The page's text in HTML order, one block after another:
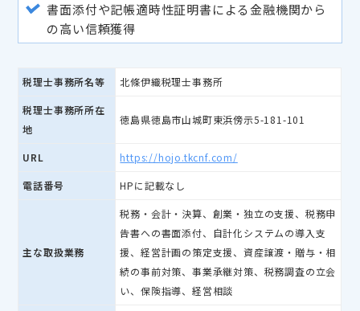
書面添付や記帳適時性証明書による金融機関から
の高い信頼獲得
税理士事務所名等 北條伊織税理士事務所
税理士事務所所在
地
徳島県徳島市山城町東浜傍示5-181-101
URL https://hojo.tkcnf.com/
電話番号 HPに記載なし
主な取扱業務
税務・会計・決算、創業・独立の支援、税務申
告書への書面添付、自計化システムの導入支
援、経営計画の策定支援、資産譲渡・贈与・相
続の事前対策、事業承継対策、税務調査の立会
い、保険指導、経営相談